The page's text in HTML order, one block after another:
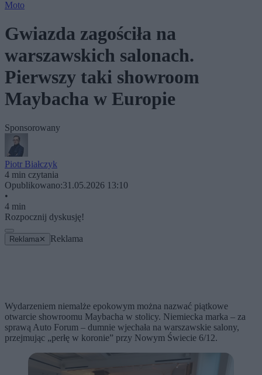
Moto
Gwiazda zagościła na
warszawskich salonach.
Pierwszy taki showroom
Maybacha w Europie
Sponsorowany
Piotr Białczyk
4 min czytania
Opublikowano:31.05.2026 13:10
•
4 min
Rozpocznij dyskusję!
Reklama ✕ Reklama
Wydarzeniem niemalże epokowym można nazwać piątkowe
otwarcie showroomu Maybacha w stolicy. Niemiecka marka – za
sprawą Auto Forum – dumnie wjechała na warszawskie salony,
przejmując „perłę w koronie” przy Nowym Świecie 6/12.